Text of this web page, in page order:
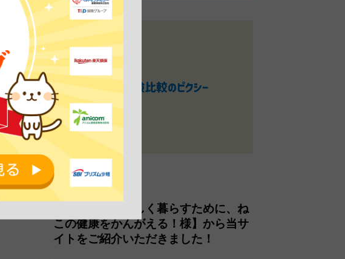
2026年06月25日
NEWS
【いつまでも楽しく暮らすために、ね
この健康をかんがえる！様】から当サ
イトをご紹介いただきました！